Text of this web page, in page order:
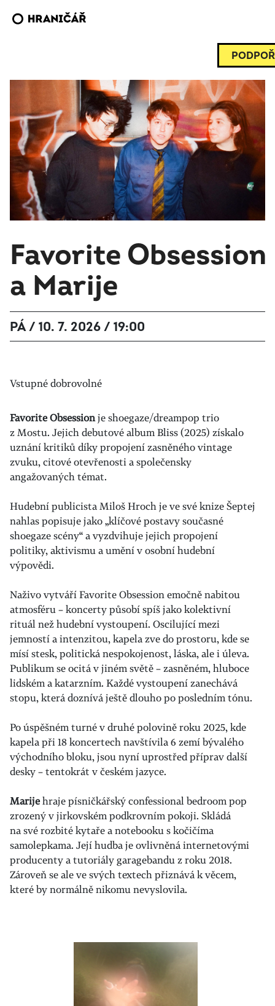
Favorite Obsession
a Marije
PÁ / 10. 7. 2026 / 19:00
Vstupné dobrovolné
Favorite Obsessionje shoegaze/dreampop trio
z Mostu. Jejich debutové album Bliss (2025) získalo
uznání kritiků díky propojení zasněného vintage
zvuku, citové otevřenosti aspolečensky
angažovaných témat.
Hudební publicista Miloš Hroch je ve své knize Šeptej
nahlas popisuje jako „klíčové postavysoučasné
shoegaze scény“ a vyzdvihuje jejich propojení
politiky, aktivismu a umění v osobníhudební
výpovědi.
Naživo vytváří Favorite Obsession emočně nabitou
atmosféru – koncerty působí spíš jakokolektivní
rituál než hudební vystoupení. Oscilující mezi
jemností a intenzitou, kapela zve doprostoru, kde se
mísí stesk, politická nespokojenost, láska, ale i úleva.
Publikum se ocitá vjiném světě – zasněném, hluboce
lidském a katarzním. Každé vystoupení zanechává
stopu,která doznívá ještě dlouho po posledním tónu.
Po úspěšném turné v druhé polovině roku 2025, kde
kapela při 18 koncertech navštívila 6 zemí bývalého
východního bloku, jsou nyní uprostřed příprav další
desky – tentokrát včeském jazyce.
Marijehraje písničkářský confessional bedroom pop
zrozený v jirkovském podkrovním pokoji. Skládá
na své rozbité kytaře a notebooku s kočičíma
samolepkama. Její hudba je ovlivněná internetovými
producenty a tutoriály garagebandu z roku 2018.
Zároveň se ale ve svých textech přiznává k věcem,
které by normálně nikomu nevyslovila.